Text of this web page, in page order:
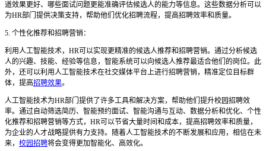
道效果更好、哪些面试问题更能准确评估候选人的能力等信息。这些数据分析可以
为HR部门提供决策支持，帮助他们优化招聘流程，提高招聘效率和质量。
5. 个性化推荐和招聘营销：
利用人工智能技术， HR可以实现更精准的候选人推荐和招聘营销。通过分析候选
人的兴趣、技能、经验等信息，智能系统可以向候选人推荐最适合他们的岗位。此
外，还可以利用人工智能技术在社交媒体平台上进行招聘营销，精准定位目标群
体，提高招聘效果。
人工智能技术为HR部门提供了许多工具和解决方案，帮助他们提升校园招聘效
率。通过自动筛选简历、智能预约面试、智能沟通与互动、数据分析和优化、个性
化推荐和招聘营销等方式，HR可以节省大量时间和成本，提高招聘效率和质量，
为企业的人才战略提供有力支持。随着人工智能技术的不断发展和应用，相信在未
来， 校园招聘将会变得更加智能化、高效化。